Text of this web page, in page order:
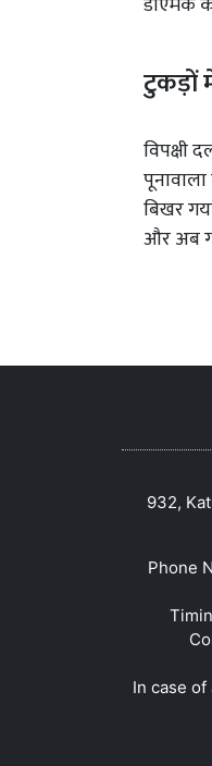
टुकड़ों
विपक्षी
बिखर
और अब
932,
Phone
In case